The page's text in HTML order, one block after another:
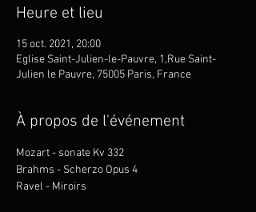
Heure et lieu
15 oct. 2021, 20:00
Eglise Saint-Julien-le-Pauvre, 1,Rue Saint-
Julien le Pauvre, 75005 Paris, France
À propos de l'événement
Mozart - sonate Kv 332
Brahms - Scherzo Opus 4
Ravel - Miroirs